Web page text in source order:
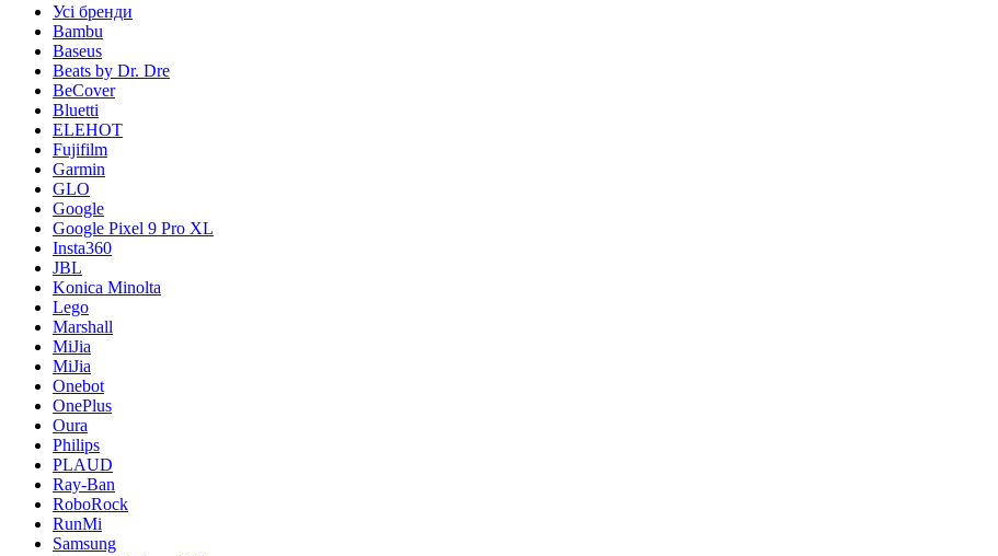
Усі бренди
Bambu
Baseus
Beats by Dr. Dre
BeCover
Bluetti
ELEHOT
Fujifilm
Garmin
GLO
Google
Google Pixel 9 Pro XL
Insta360
JBL
Konica Minolta
Lego
Marshall
MiJia
MiJia
Onebot
OnePlus
Oura
Philips
PLAUD
Ray-Ban
RoboRock
RunMi
Samsung